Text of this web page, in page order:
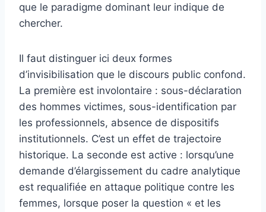
que le paradigme dominant leur indique de
chercher.
Il faut distinguer ici deux formes
d’invisibilisation que le discours public confond.
La première est involontaire : sous-déclaration
des hommes victimes, sous-identification par
les professionnels, absence de dispositifs
institutionnels. C’est un effet de trajectoire
historique. La seconde est active : lorsqu’une
demande d’élargissement du cadre analytique
est requalifiée en attaque politique contre les
femmes, lorsque poser la question « et les